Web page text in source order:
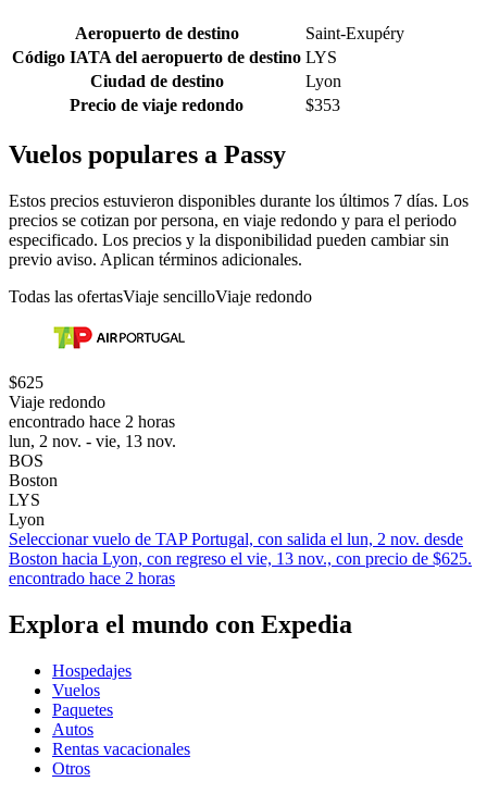
Aeropuerto de destino
Saint-Exupéry
Código IATA del aeropuerto de destino LYS
Ciudad de destino
Lyon
Precio de viaje redondo
$353
Vuelos populares a Passy
Estos precios estuvieron disponibles durante los últimos 7 días. Los
precios se cotizan por persona, en viaje redondo y para el periodo
especificado. Los precios y la disponibilidad pueden cambiar sin
previo aviso. Aplican términos adicionales.
Todas las ofertasViaje sencilloViaje redondo
$625
Viaje redondo
encontrado hace 2 horas
lun, 2 nov. - vie, 13 nov.
BOS
Boston
LYS
Lyon
Seleccionar vuelo de TAP Portugal, con salida el lun, 2 nov. desde
Boston hacia Lyon, con regreso el vie, 13 nov., con precio de $625.
encontrado hace 2 horas
Explora el mundo con Expedia
Hospedajes
Vuelos
Paquetes
Autos
Rentas vacacionales
Otros